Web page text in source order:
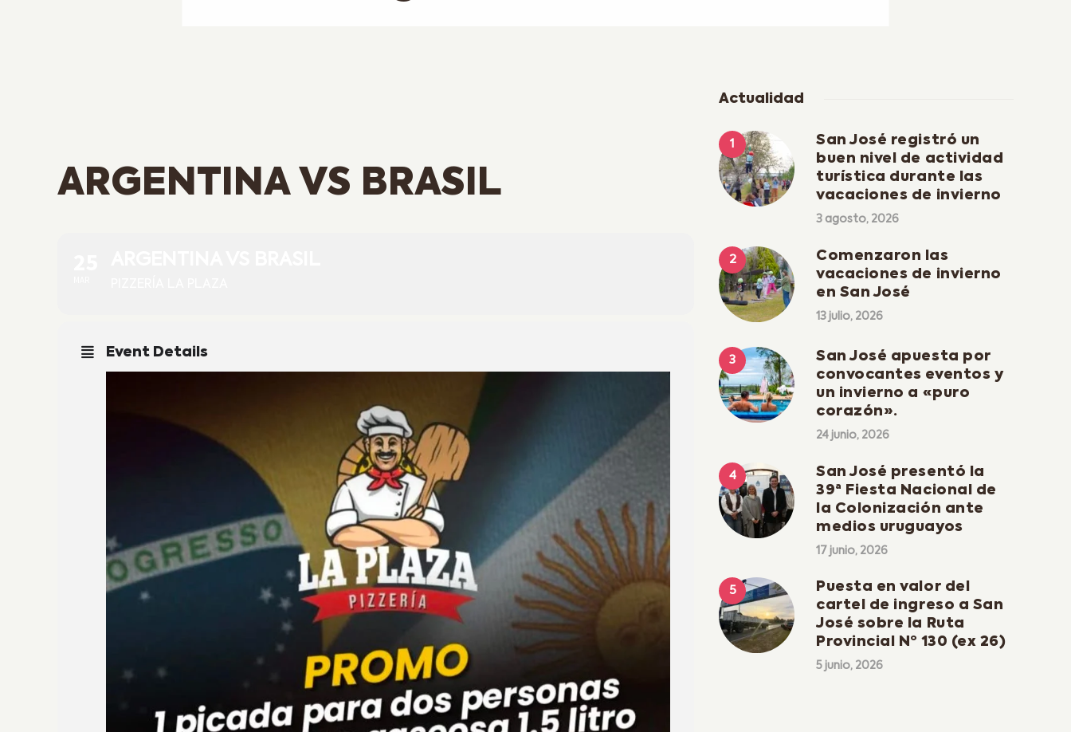
ARGENTINA VS BRASIL
Event Details
Actualidad
San José registró un
buen nivel de actividad
turística durante las
vacaciones de invierno
3 agosto, 2026
Comenzaron las
vacaciones de invierno
en San José
13 julio, 2026
San José apuesta por
convocantes eventos y
un invierno a «puro
corazón».
24 junio, 2026
San José presentó la
39ª Fiesta Nacional de
la Colonización ante
medios uruguayos
17 junio, 2026
Puesta en valor del
cartel de ingreso a San
José sobre la Ruta
Provincial Nº 130 (ex 26)
5 junio, 2026